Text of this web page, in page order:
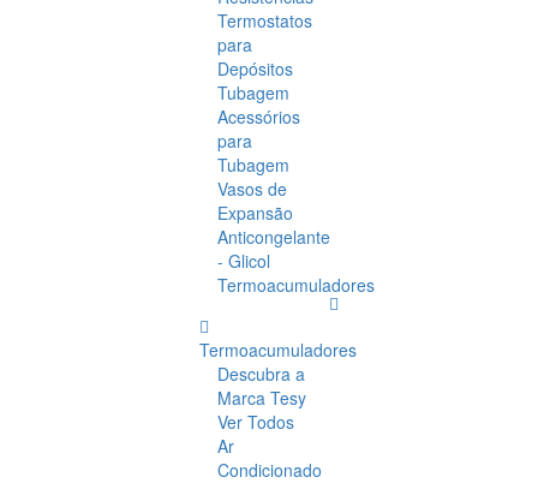
Termostatos
para
Depósitos
Tubagem
Acessórios
para
Tubagem
Vasos de
Expansão
Anticongelante
- Glicol
Termoacumuladores
Termoacumuladores
Descubra a
Marca Tesy
Ver Todos
Ar
Condicionado